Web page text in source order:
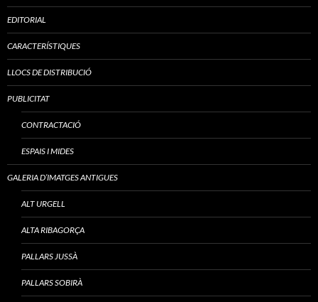
EDITORIAL
CARACTERÍSTIQUES
LLOCS DE DISTRIBUCIÓ
PUBLICITAT
CONTRACTACIÓ
ESPAIS I MIDES
GALERIA D’IMATGES ANTIGUES
ALT URGELL
ALTA RIBAGORÇA
PALLARS JUSSÀ
PALLARS SOBIRÀ